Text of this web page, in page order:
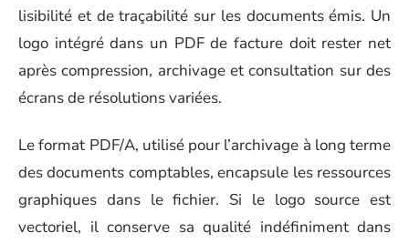
lisibilité et de traçabilité sur les documents émis. Un
logo intégré dans un PDF de facture doit rester net
après compression, archivage et consultation sur des
écrans de résolutions variées.
Le format PDF/A, utilisé pour l’archivage à long terme
des documents comptables, encapsule les ressources
graphiques dans le fichier. Si le logo source est
vectoriel, il conserve sa qualité indéfiniment dans